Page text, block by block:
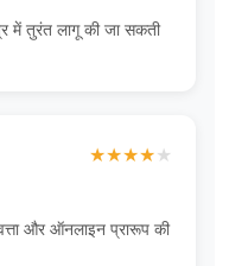
में तुरंत लागू की जा सकती
★★★★★
और ऑनलाइन प्रारूप की